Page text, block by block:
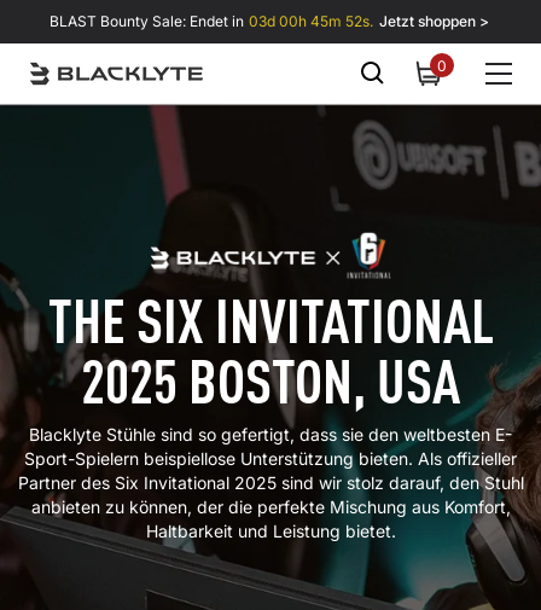
Zum Inhalt springen
BLAST Bounty Sale: Endet in 03d 00h 45m 51s. Jetzt shoppen >
00
items
THE SIX INVITATIONAL
2025 BOSTON, USA
Blacklyte Stühle sind so gefertigt, dass sie den weltbesten E-
Sport-Spielern beispiellose Unterstützung bieten. Als offizieller
Partner des Six Invitational 2025 sind wir stolz darauf, den Stuhl
anbieten zu können, der die perfekte Mischung aus Komfort,
Haltbarkeit und Leistung bietet.